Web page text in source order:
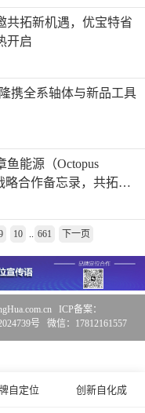
共拓新机遇，优宝特省
开启
携全系轴体与新品工具
鱼能源（Octopus
略合作备忘录，共拓中
新赛道
10 661 下一页
自定位 创新自化成
ICP备案：
号 微信：17812161557